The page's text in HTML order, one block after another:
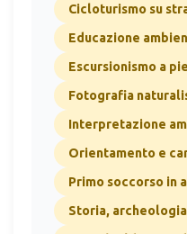
Cicloturismo su
Educazione
Escursionismo a
Fotografia
Interpretazione
Orientamento e
Primo soccorso in
Storia,